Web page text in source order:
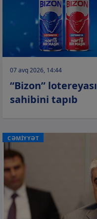
07 avq 2026, 14:44
“Bizon”
sahibini tapıb
CƏMİYYƏT